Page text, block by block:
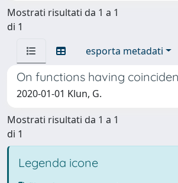
Mostrati risultati da 1 a 1
di 1
esporta metadati
On functions having
2020-01-01 Klun, G.
Mostrati risultati da 1 a 1
di 1
Legenda icone